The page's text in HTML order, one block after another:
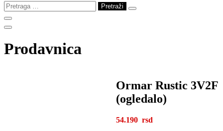
Pretraga
za:
Prodavnica
Ormar Rustic 3V2F
(ogledalo)
54.190